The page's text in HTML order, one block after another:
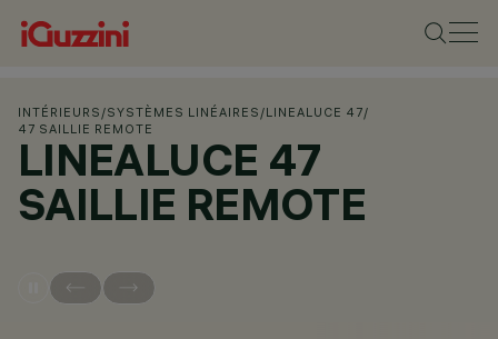
INTÉRIEURS /SYSTÈMES LINÉAIRES /LINEALUCE 47/
47 SAILLIE REMOTE
LINEALUCE 47
SAILLIE REMOTE